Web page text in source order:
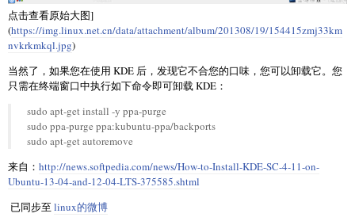
点击查看原始大图]
(https://img.linux.net.cn/data/attachment/album/201308/19/154415zmj33km
nvkrkmkql.jpg)
当然了，如果您在使用 KDE 后，发现它不合您的口味，您可以卸载它。您
只需在终端窗口中执行如下命令即可卸载 KDE：
sudo apt-get install -y ppa-purge
sudo ppa-purge ppa:kubuntu-ppa/backports
sudo apt-get autoremove
来自： http://news.softpedia.com/news/How-to-Install-KDE-SC-4-11-on-
Ubuntu-13-04-and-12-04-LTS-375585.shtml
已同步至 linux的微博